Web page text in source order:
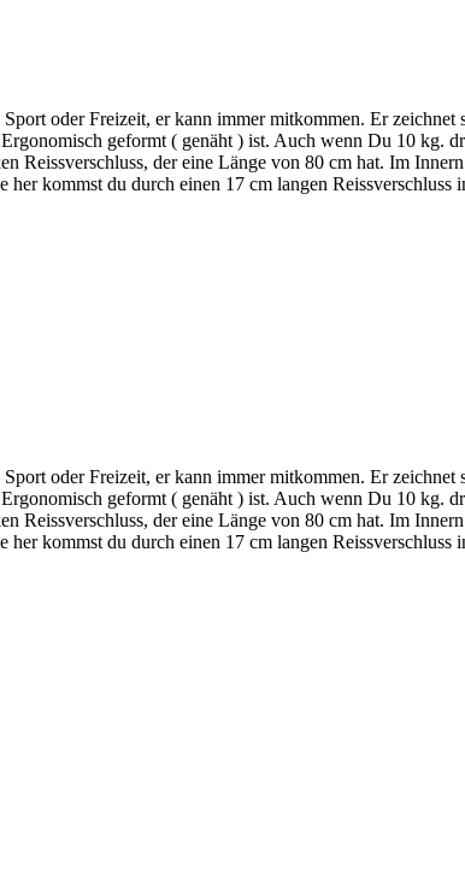
oder Freizeit, er kann immer mitkommen. Er
geformt ( genäht ) ist. Auch wenn Du 10 kg.
der eine Länge von 80 cm hat. Im
kommst du durch einen 17 cm langen Reissverschluss
oder Freizeit, er kann immer mitkommen. Er
geformt ( genäht ) ist. Auch wenn Du 10 kg.
der eine Länge von 80 cm hat. Im
kommst du durch einen 17 cm langen Reissverschluss